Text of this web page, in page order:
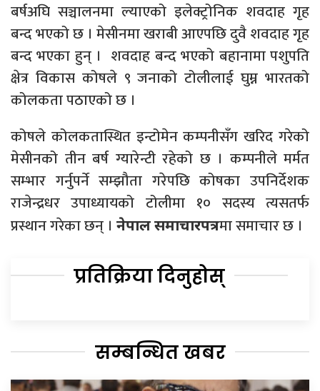
बर्षअघि सञ्चालनमा ल्याएको इलेक्ट्रोनिक शवदाह गृह
बन्द भएको छ । मेसीनमा खराबी आएपछि दुवै शवदाह गृह
बन्द भएका हुन् । शवदाह बन्द भएको बहानामा पशुपति
क्षेत्र विकास कोषले ९ जनाको टोलीलाई घुम्न भारतको
कोलकता पठाएको छ ।
कोषले कोलकतास्थित इन्टोमेन कम्पनीसँग खरिद गरेको
मेसीनको तीन बर्ष ग्यारेन्टी रहेको छ । कम्पनीले मर्मत
सम्भार गर्नुपर्ने सम्झौता गरेपछि कोषका उपनिर्देशक
राजेन्द्रधर उपाध्यायको टोलीमा १० सदस्य त्यसतर्फ
प्रस्थान गरेका छन् । नेपाल समाचारपत्रमा समाचार छ ।
प्रतिक्रिया दिनुहोस्
सम्बन्धित खबर